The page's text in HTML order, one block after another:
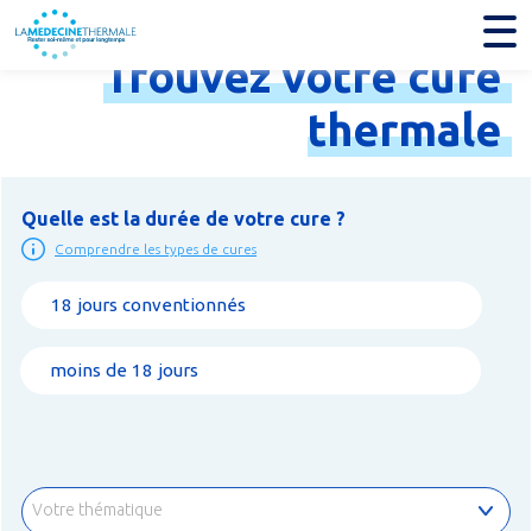
Trouvezvotrecure
thermale
Quelle est la durée de votre cure ?
Comprendre les types de cures
18 jours conventionnés
moins de 18 jours
Votre thématique